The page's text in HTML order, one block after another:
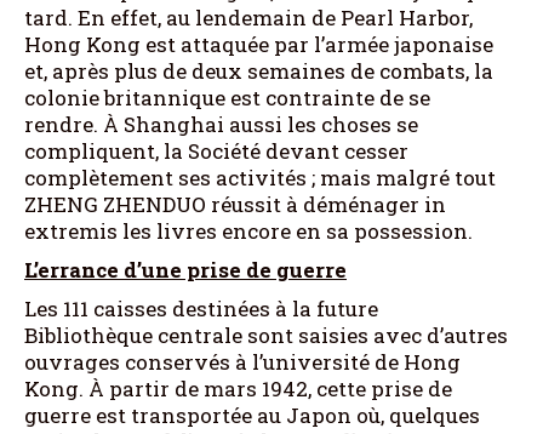
tard. En effet, au lendemain de Pearl Harbor,
Hong Kong est attaquée par l’armée japonaise
et, après plus de deux semaines de combats, la
colonie britannique est contrainte de se
rendre. À Shanghai aussi les choses se
compliquent, la Société devant cesser
complètement ses activités ; mais malgré tout
ZHENG ZHENDUO réussit à déménager in
extremis les livres encore en sa possession.
L’errance d’une prise de guerre
Les 111 caisses destinées à la future
Bibliothèque centrale sont saisies avec d’autres
ouvrages conservés à l’université de Hong
Kong. À partir de mars 1942, cette prise de
guerre est transportée au Japon où, quelques